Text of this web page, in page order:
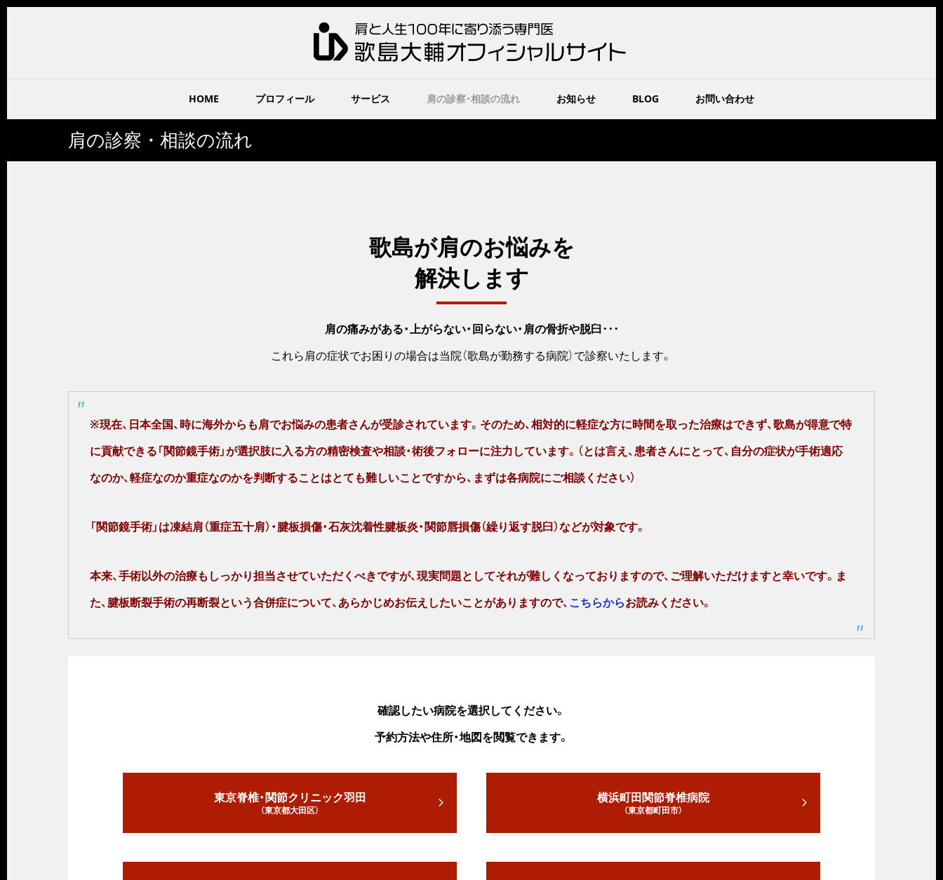
HOME プロフィール サービス 肩の診察・相談の流れ お知らせ BLOG お問い合わせ
肩の診察・相談の流れ
歌島が肩のお悩みを
解決します
肩の痛みがある・上がらない・回らない・肩の骨折や脱臼･･･
これら肩の症状でお困りの場合は当院（歌島が勤務する病院）で診察いたします。
※現在、日本全国、時に海外からも肩でお悩みの患者さんが受診されています。 そのため、相対的に軽症な方に時間を取った治療はできず、歌島が得意で特
に貢献できる「関節鏡手術」が選択肢に入る方の精密検査や相談・術後フォローに注力しています。（とは言え、患者さんにとって、自分の症状が手術適応
なのか、軽症なのか重症なのかを判断することはとても難しいことですから、まずは各病院にご相談ください）
「関節鏡手術」は凍結肩（重症五十肩）・腱板損傷・石灰沈着性腱板炎・関節唇損傷（繰り返す脱臼）などが対象です。
本来、手術以外の治療もしっかり担当させていただくべきですが、現実問題としてそれが難しくなっておりますので、ご理解いただけますと幸いです。ま
た、腱板断裂手術の再断裂という合併症について、あらかじめお伝えしたいことがありますので、 こちらからお読みください。
確認したい病院を選択してください。
予約方法や住所・地図を閲覧できます。
東京脊椎・関節クリニック羽田
（東京都大田区）
横浜町田関節脊椎病院
（東京都町田市）